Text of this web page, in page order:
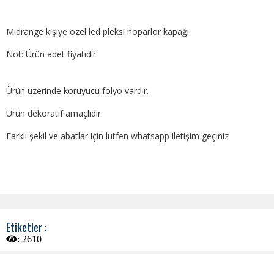
Midrange kişiye özel led pleksi hoparlör kapağı
Not: Ürün adet fiyatıdır.
Ürün üzerinde koruyucu folyo vardır.
Ürün dekoratif amaçlıdır.
Farklı şekil ve abatlar için lütfen whatsapp iletişim geçiniz
Etiketler :
: 2610